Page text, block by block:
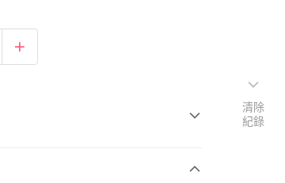
清除
紀錄